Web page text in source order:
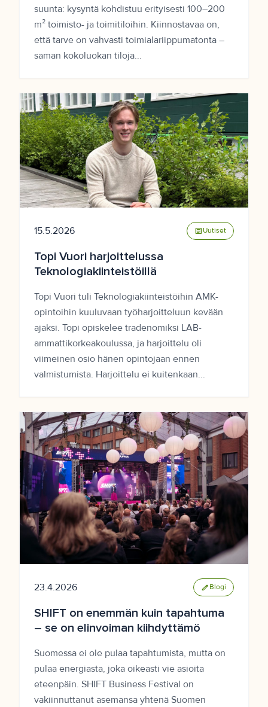
suunta: kysyntä kohdistuu erityisesti 100–200
m² toimisto- ja toimitiloihin. Kiinnostavaa on,
että tarve on vahvasti toimialariippumatonta –
saman kokoluokan tiloja...
15.5.2026 article Uutiset
Topi Vuori harjoittelussa
Teknologiakiinteistöillä
Topi Vuori tuli Teknologiakiinteistöihin AMK-
opintoihin kuuluvaan työharjoitteluun kevään
ajaksi. Topi opiskelee tradenomiksi LAB-
ammattikorkeakoulussa, ja harjoittelu oli
viimeinen osio hänen opintojaan ennen
valmistumista. Harjoittelu ei kuitenkaan...
23.4.2026 edit Blogi
SHIFT on enemmän kuin tapahtuma
– se on elinvoiman kiihdyttämö
Suomessa ei ole pulaa tapahtumista, mutta on
pulaa energiasta, joka oikeasti vie asioita
eteenpäin. SHIFT Business Festival on
vakiinnuttanut asemansa yhtenä Suomen